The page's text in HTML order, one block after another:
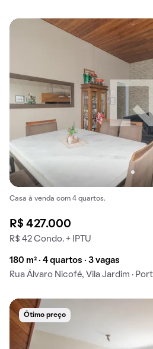
Casa à venda com 4 quartos.
R$ 427.000
R$ 42 Condo. + IPTU
180 m² · 4 quartos · 3 vagas
Rua Álvaro Nicofé, Vila Jardim ·
Ótimo preço